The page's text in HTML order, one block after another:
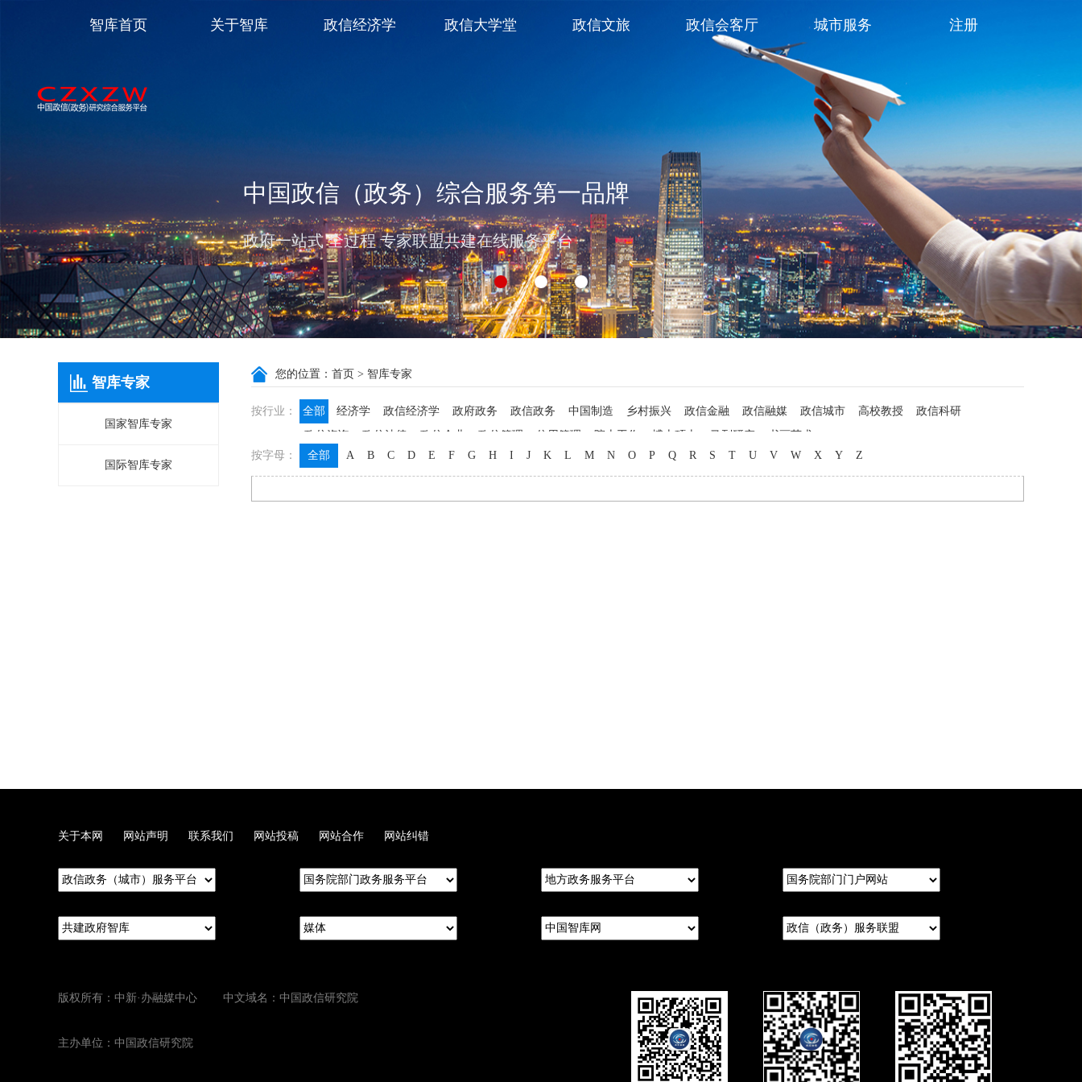
中国政信（政务）综合服务第一品牌
政府一站式 全过程 专家联盟共建在线服务平台
智库首页 关于智库 政信经济学 政信大学堂 政信文旅 政信会客厅 城市服务 注册
智库专家
国家智库专家
国际智库专家
您的位置： 首页 > 智库专家
按行业： 全部 经济学 政信经济学 政府政务 政信政务 中国制造 乡村振兴 政信金融 政信融媒 政信城市 高校教授
政信科研
政信咨询
政信法律 政信企业 政信管理 信用管理 院士工作 博士硕士 马列研究
书画艺术
按字母：
全部 A B C D E F G H I J K L M N O P Q R S T U V W X Y Z
关于本网 网站声明 联系我们 网站投稿 网站合作 网站纠错
版权所有：中新·办融媒中心 中文域名：中国政信研究院
主办单位：中国政信研究院